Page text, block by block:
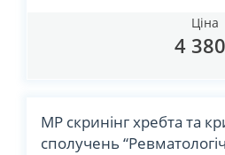
Ціна
4 380
МР скринінг хребта та
сполучень